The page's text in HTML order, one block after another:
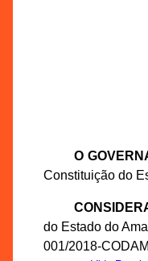
O
Constituição do
do Estado do
001/2018-